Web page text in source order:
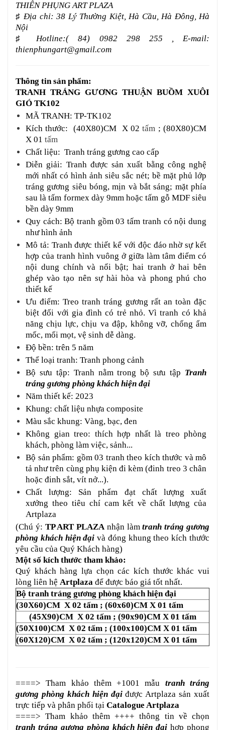
THIÊN PHỤNG ART PLAZA
♯ Địa chỉ: 38 Lý Thường Kiệt, Hà Cầu, Hà Đông, Hà
Nội
♯Hotline:( 84) 0982 298 255 , E-mail:
thienphungart@gmail.com
Thông tin sản phẩm:
TRANH TRÁNG GƯƠNG THUẬN BUỒM XUÔI
GIÓ TK102
MÃ TRANH: TP-TK102
Kích thước: (40X80)CM X 02tấm ; (80X80)CM
X 01 tấm
Chất liệu: Tranh tráng gương cao cấp
Diễn giải: Tranh được sản xuất bằng công nghệ
mới nhất có hình ảnh siêu sắc nét; bề mặt phủ lớp
tráng gương siêu bóng, mịn và bắt sáng; mặt phía
sau là tấm formex dày 9mm hoặc tấm gỗ MDF siêu
bền dày 9mm
Quy cách: Bộ tranh gồm 03 tấm tranh có nội dung
như hình ảnh
Mô tả: Tranh được thiết kế với độc đáo nhờ sự kết
hợp của tranh hình vuông ở giữa làm tâm điểm có
nội dung chính và nổi bật; hai tranh ở hai bên
ghép vào tạo nên sự hài hòa và phong phú cho
thiết kế
Ưu điểm: Treo tranh tráng gương rất an toàn đặc
biệt đối với gia đình có trẻ nhỏ. Vì tranh có khả
năng chịu lực, chịu va đập, không vỡ, chống ẩm
mốc, mối mọt, vệ sinh dễ dàng.
Độ bền: trên 5 năm
Thể loại tranh: Tranh phong cảnh
Bộ sưu tập: Tranh nằm trong bộ sưu tập Tranh
tráng gương phòng khách hiện đại
Năm thiết kế: 2023
Khung: chất liệu nhựa composite
Màu sắc khung: Vàng, bạc, đen
Không gian treo: thích hợp nhất là treo phòng
khách, phòng làm việc, sảnh...
Bộ sản phẩm: gồm 03 tranh theo kích thước và mô
tả như trên cùng phụ kiện đi kèm (đinh treo 3 chân
hoặc đinh sắt, vít nở...).
Chất lượng: Sản phẩm đạt chất lượng xuất
xưởng theo tiêu chí cam kết về chất lượng của
Artplaza
(Chú ý: TP ART PLAZAnhận làmtranh tráng gương
phòng khách hiện đại và đóng khung theo kích thước
yêu cầu của Quý Khách hàng)
Một số kích thước tham khảo:
Quý khách hàng lựa chọn các kích thước khác vui
lòng liên hệ Artplaza để được báo giá tốt nhất.
Bộ tranh tráng gương phòng khách hiện đại
(30X60)CM X 02 tấm ; (60x60)CM X 01 tấm
(45X90)CM X 02 tấm ; (90x90)CM X 01 tấm
(50X100)CM X 02 tấm ; (100x100)CM X 01 tấm
(60X120)CM X 02 tấm ; (120x120)CM X 01 tấm
====> Tham khảo thêm +1001 mẫu tranh tráng
gương phòng khách hiện đạiđược Artplaza sản xuất
trực tiếp và phân phối tại Catalogue Artplaza
====> Tham khảo thêm ++++ thông tin về chọn
tranh tráng gương phòng khách hiện đại hợp phong